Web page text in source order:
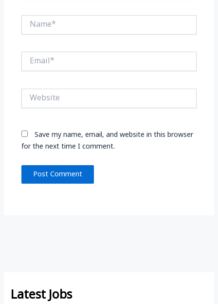
Name*
Email*
Website
Save my name, email, and website in this browser
for the next time I comment.
Latest Jobs